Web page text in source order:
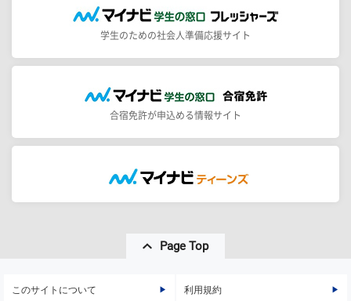
学生のための社会人準備応援サイト
合宿免許が申込める情報サイト
Page Top
このサイトについて 利用規約